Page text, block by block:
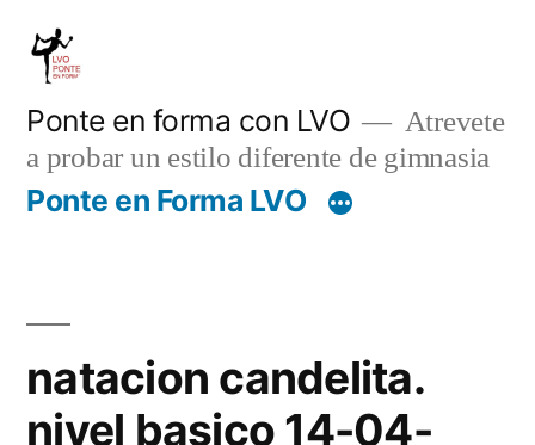
Saltar
contenido
Ponte en forma con LVO
Atrevete
a probar un estilo diferente de gimnasia
Ponte en Forma LVO
natacion candelita.
nivel basico 14-04-